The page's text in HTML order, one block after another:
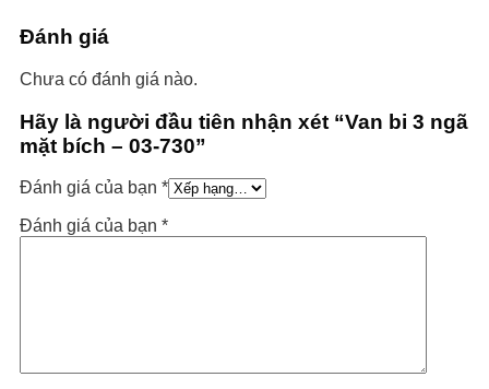
Đánh giá
Chưa có đánh giá nào.
Hãy là người đầu tiên nhận xét “Van bi 3 ngã
mặt bích – 03-730”
Đánh giá của bạn *
Đánh giá của bạn *